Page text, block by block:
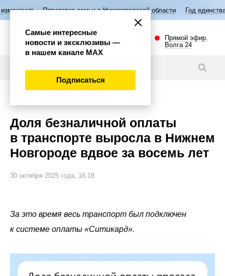
семьи в Нижегородской области Год единства народов России
Прямой эфир.
Волга 24
Доля безналичной оплаты
в транспорте выросла в Нижнем
Новгороде вдвое за восемь лет
30 октября 2025 года, 16:18
За это время весь транспорт был подключен
к системе оплаты «Ситикард».
Самые интересные
новости и эксклюзивы —
в нашем канале МАХ
Подписаться